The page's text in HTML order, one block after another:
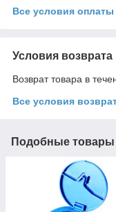
Все условия оплаты
Условия возврата
Возврат товара в
Все условия
Подобные товары